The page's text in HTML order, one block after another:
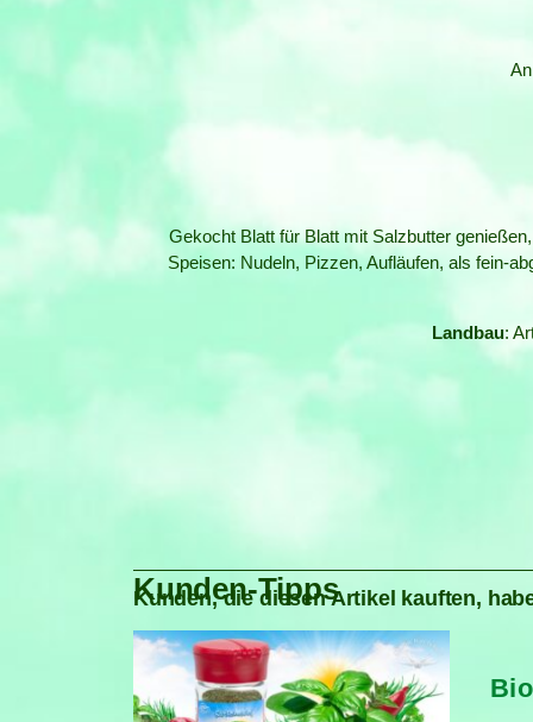
Gekocht Blatt für Blatt mit Salzbutter
Speisen: Nudeln, Pizzen, Aufläufen, als fein-
Landbau:
Kunden-Tipps
Kunden, die diesen Artikel kauften,